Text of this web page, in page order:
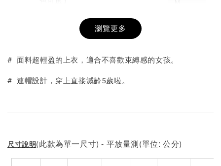
+NT$ 190
-
瀏覽更多
# 面料超輕盈的上衣，適合不喜歡束縛感的女孩。
# 連帽設計，穿上直接減齡5歲啦。
尺寸說明(此款為單一尺寸) - 平放量測(單位: 公分)